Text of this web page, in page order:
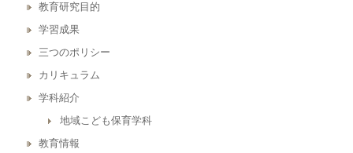
教育研究目的
学習成果
三つのポリシー
カリキュラム
学科紹介
地域こども保育学科
教育情報